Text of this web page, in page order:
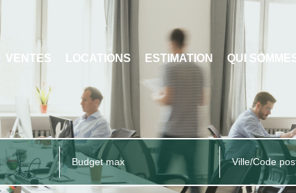
VENTES LOCATIONS ESTIMATION QUI
Ville/Code